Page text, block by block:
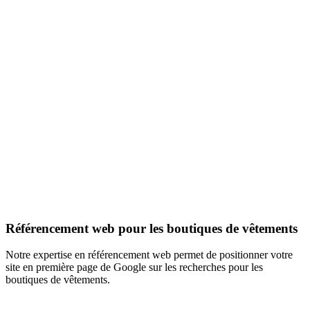
Référencement web pour les boutiques de vêtements
Notre expertise en référencement web permet de positionner votre
site en première page de Google sur les recherches pour les
boutiques de vêtements.